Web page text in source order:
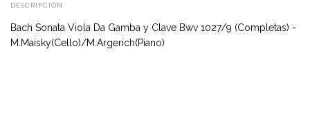
DESCRIPCIÓN
Bach Sonata Viola Da Gamba y Clave Bwv 1027/9 (Completas) -
M.Maisky(Cello)/M.Argerich(Piano)